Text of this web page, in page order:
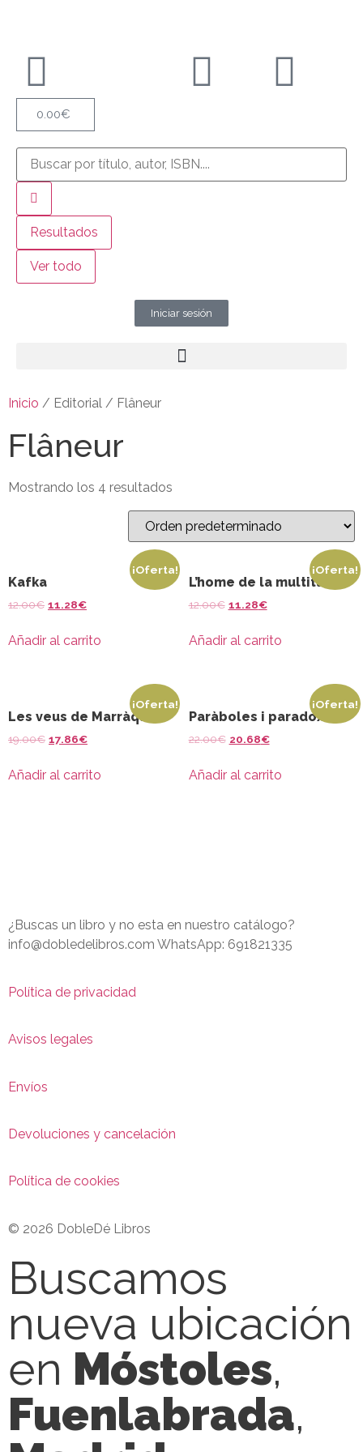
0.00€
Resultados
Ver todo
Iniciar sesión
Inicio / Editorial / Flâneur
Flâneur
Mostrando los 4 resultados
¡Oferta!
Kafka
12.00€ 11.28€
Añadir al carrito
¡Oferta!
L’home de la multitud
12.00€ 11.28€
Añadir al carrito
¡Oferta!
Les veus de Marràqueix
19.00€ 17.86€
Añadir al carrito
¡Oferta!
Paràboles i paradoxes
22.00€ 20.68€
Añadir al carrito
¿Buscas un libro y no esta en nuestro catálogo?
info@dobledelibros.com WhatsApp: 691821335
Política de privacidad
Avisos legales
Envíos
Devoluciones y cancelación
Política de cookies
© 2026 DobleDé Libros
Buscamos
nueva ubicación
en Móstoles,
Fuenlabrada,